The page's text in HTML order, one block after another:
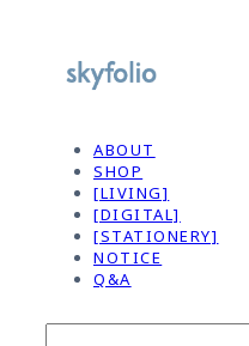
ABOUT
SHOP
[LIVING]
[DIGITAL]
[STATIONERY]
NOTICE
Q&A